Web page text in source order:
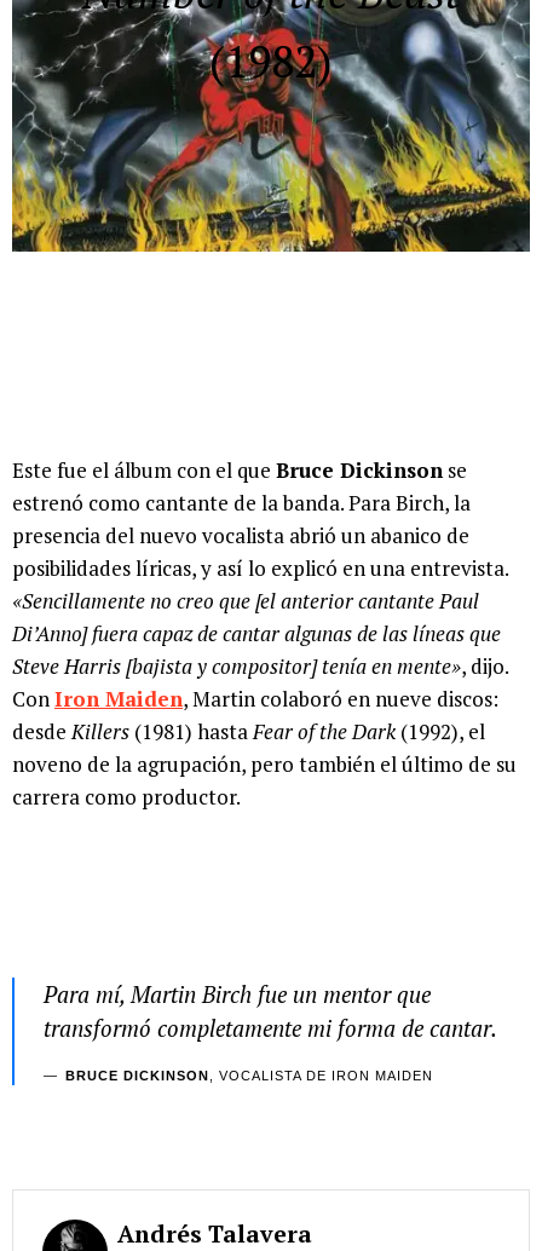
(1982)
Este fue el álbum con el que Bruce Dickinson se
estrenó como cantante de la banda. Para Birch, la
presencia del nuevo vocalista abrió un abanico de
posibilidades líricas, y así lo explicó en una entrevista.
«Sencillamente no creo que [el anterior cantante Paul
Di’Anno] fuera capaz de cantar algunas de las líneas que
Steve Harris [bajista y compositor] tenía en mente», dijo.
ConIron Maiden, Martin colaboró en nueve discos:
desdeKillers (1981) hastaFear of the Dark (1992), el
noveno de la agrupación, pero también el último de su
carrera como productor.
Para mí, Martin Birch fue un mentor que
transformó completamente mi forma de cantar.
BRUCE DICKINSON , VOCALISTA DE IRON MAIDEN
Andrés Talavera